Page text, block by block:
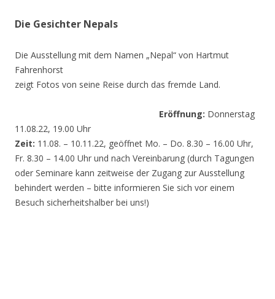
Die Gesichter Nepals
Die Ausstellung mit dem Namen „Nepal“ von Hartmut
Fahrenhorst
zeigt Fotos von seine Reise durch das fremde Land.
Eröffnung: Donnerstag
11.08.22, 19.00 Uhr
Zeit: 11.08. – 10.11.22, geöffnet Mo. – Do. 8.30 – 16.00 Uhr,
Fr. 8.30 – 14.00 Uhr und nach Vereinbarung (durch Tagungen
oder Seminare kann zeitweise der Zugang zur Ausstellung
behindert werden – bitte informieren Sie sich vor einem
Besuch sicherheitshalber bei uns!)